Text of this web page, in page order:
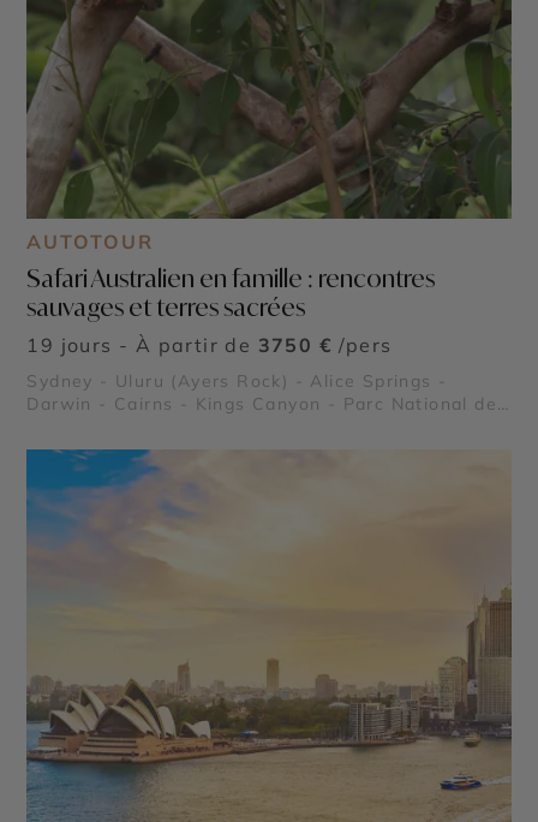
AUTOTOUR
Safari Australien en famille : rencontres
sauvages et terres sacrées
19 jours - À partir de 3750 € /pers
Sydney - Uluru (Ayers Rock) - Alice Springs -
Darwin - Cairns - Kings Canyon - Parc National de